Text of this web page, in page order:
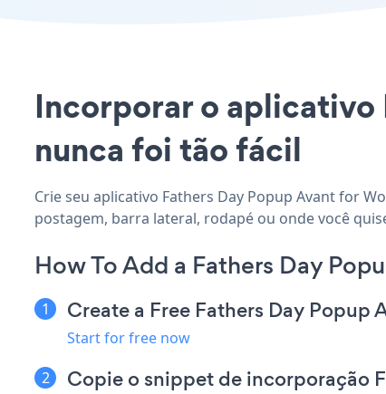
Incorporar o aplicativo
nunca foi tão fácil
Crie seu aplicativo Fathers Day Popup Avant for
postagem, barra lateral, rodapé ou onde você
How To Add a Fathers Day
Create a Free Fathers Day Popup
Start for free now
Copie o snippet de incorporação